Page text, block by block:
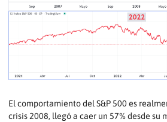
El comportamiento del S&P 500 es
crisis 2008, llegó a caer un 57% desde su